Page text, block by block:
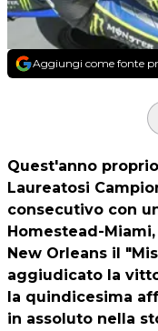
Aggiungi come fonte
Quest'anno
Laureatosi
consecutivo con
Homestead-
New Orleans il
aggiudicato la
la quindicesima
in assoluto nella